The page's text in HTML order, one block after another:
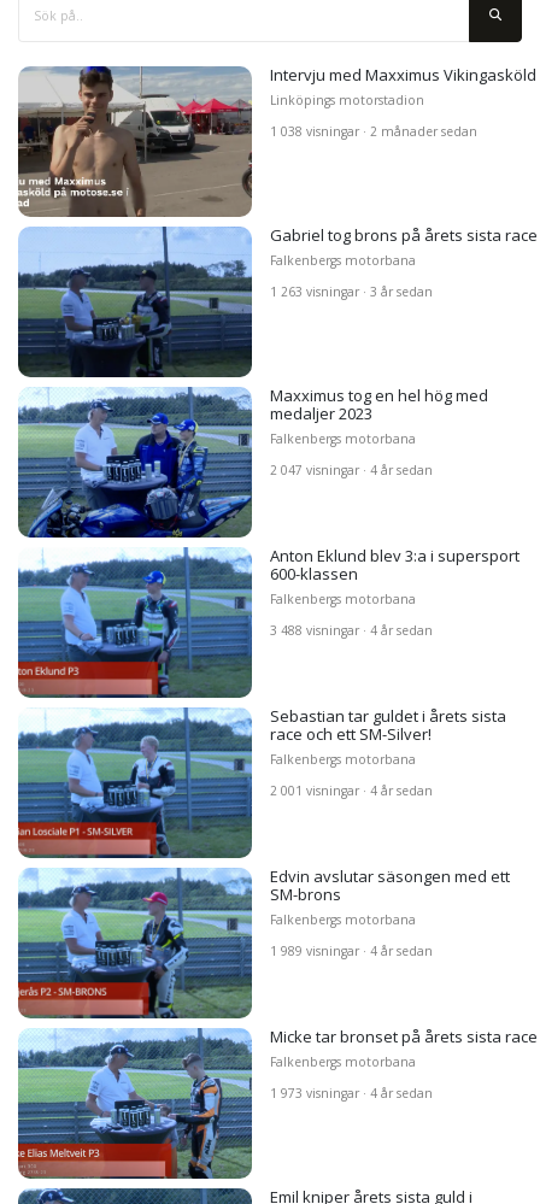
Intervju med Maxximus Vikingasköld
Linköpings motorstadion
1 038 visningar · 2 månader sedan
Gabriel tog brons på årets sista race
Falkenbergs motorbana
1 263 visningar · 3 år sedan
Maxximus tog en hel hög med
medaljer 2023
Falkenbergs motorbana
2 047 visningar · 4 år sedan
Anton Eklund blev 3:a i supersport
600-klassen
Falkenbergs motorbana
3 488 visningar · 4 år sedan
Sebastian tar guldet i årets sista
race och ett SM-Silver!
Falkenbergs motorbana
2 001 visningar · 4 år sedan
Edvin avslutar säsongen med ett
SM-brons
Falkenbergs motorbana
1 989 visningar · 4 år sedan
Micke tar bronset på årets sista race
Falkenbergs motorbana
1 973 visningar · 4 år sedan
Emil kniper årets sista guld i